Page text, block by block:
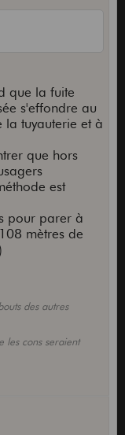
que la fuite
s'effondre au
la tuyauterie et à
que hors
est
pour parer à
mètres de
des autres
les cons seraient